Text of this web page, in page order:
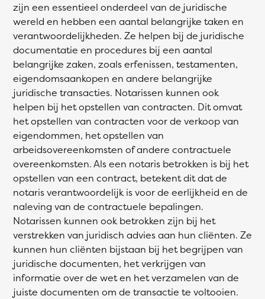
zijn een essentieel onderdeel van de juridische
wereld en hebben een aantal belangrijke taken en
verantwoordelijkheden. Ze helpen bij de juridische
documentatie en procedures bij een aantal
belangrijke zaken, zoals erfenissen, testamenten,
eigendomsaankopen en andere belangrijke
juridische transacties. Notarissen kunnen ook
helpen bij het opstellen van contracten. Dit omvat
het opstellen van contracten voor de verkoop van
eigendommen, het opstellen van
arbeidsovereenkomsten of andere contractuele
overeenkomsten. Als een notaris betrokken is bij het
opstellen van een contract, betekent dit dat de
notaris verantwoordelijk is voor de eerlijkheid en de
naleving van de contractuele bepalingen.
Notarissen kunnen ook betrokken zijn bij het
verstrekken van juridisch advies aan hun cliënten. Ze
kunnen hun cliënten bijstaan bij het begrijpen van
juridische documenten, het verkrijgen van
informatie over de wet en het verzamelen van de
juiste documenten om de transactie te voltooien.